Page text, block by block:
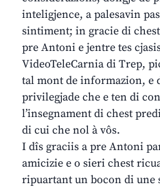
inteligjence, a palesavin
sintiment; in gracie di
pre Antoni e jentre tes
VideoTeleCarnia di Trep,
tal mont de informazion, e
privilegjade che e ten di
l’insegnament di chest
di cui che nol à vôs.
I dîs graciis a pre Antoni
amicizie e o sieri chest
ripuartant un bocon di une